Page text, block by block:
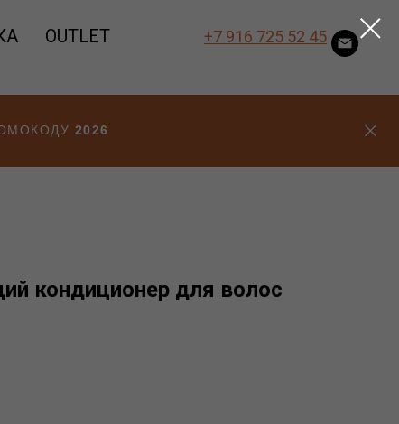
OUTLET +7 916 725 52 45
2026
кондиционер для волос